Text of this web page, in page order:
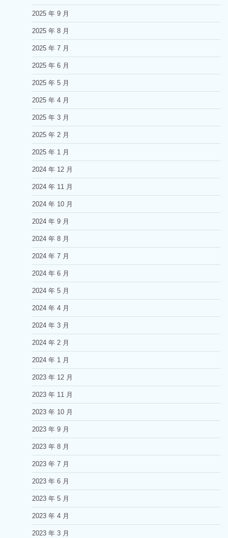
2025 年 9 月
2025 年 8 月
2025 年 7 月
2025 年 6 月
2025 年 5 月
2025 年 4 月
2025 年 3 月
2025 年 2 月
2025 年 1 月
2024 年 12 月
2024 年 11 月
2024 年 10 月
2024 年 9 月
2024 年 8 月
2024 年 7 月
2024 年 6 月
2024 年 5 月
2024 年 4 月
2024 年 3 月
2024 年 2 月
2024 年 1 月
2023 年 12 月
2023 年 11 月
2023 年 10 月
2023 年 9 月
2023 年 8 月
2023 年 7 月
2023 年 6 月
2023 年 5 月
2023 年 4 月
2023 年 3 月